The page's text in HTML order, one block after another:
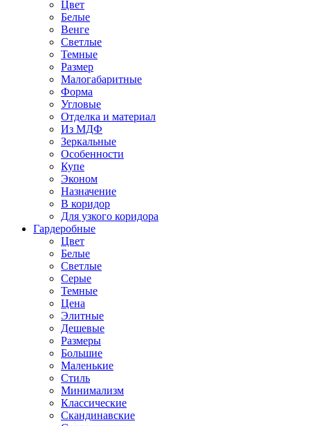
Цвет
Белые
Венге
Светлые
Темные
Размер
Малогабаритные
Форма
Угловые
Отделка и материал
Из МДФ
Зеркальные
Особенности
Купе
Эконом
Назначение
В коридор
Для узкого коридора
Гардеробные
Цвет
Белые
Светлые
Серые
Темные
Цена
Элитные
Дешевые
Размеры
Большие
Маленькие
Стиль
Минимализм
Классические
Скандинавские